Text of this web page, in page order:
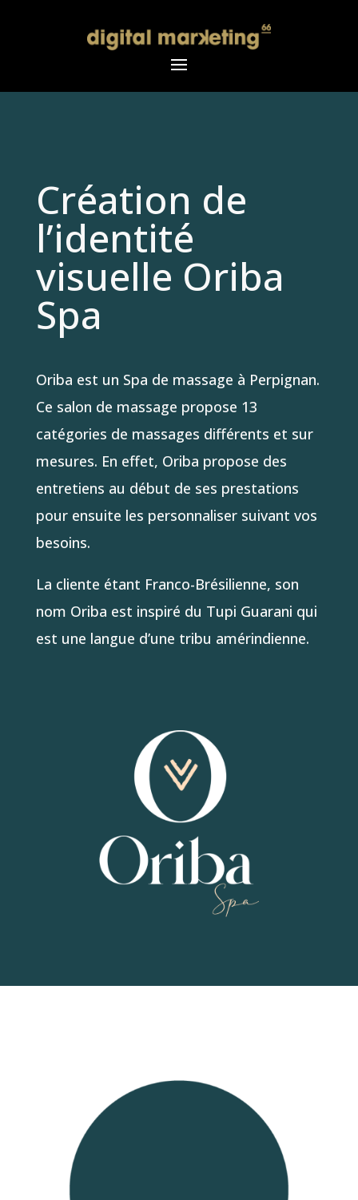
Création de
l’identité
visuelle Oriba
Spa
Oriba est un Spa de massage à Perpignan.
Ce salon de massage propose 13
catégories de massages différents et sur
mesures. En effet, Oriba propose des
entretiens au début de ses prestations
pour ensuite les personnaliser suivant vos
besoins.
La cliente étant Franco-Brésilienne, son
nom Oriba est inspiré du Tupi Guarani qui
est une langue d’une tribu amérindienne.